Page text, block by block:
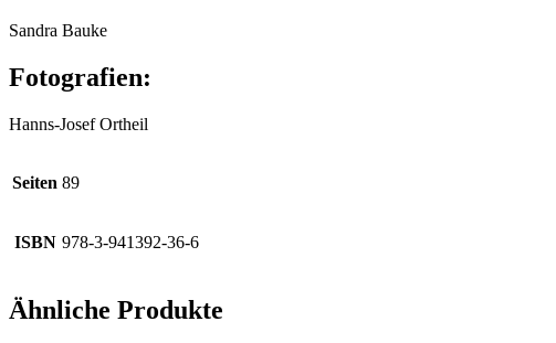
Sandra Bauke
Fotografien:
Hanns-Josef Ortheil
Seiten 89
ISBN 978-3-941392-36-6
Ähnliche Produkte